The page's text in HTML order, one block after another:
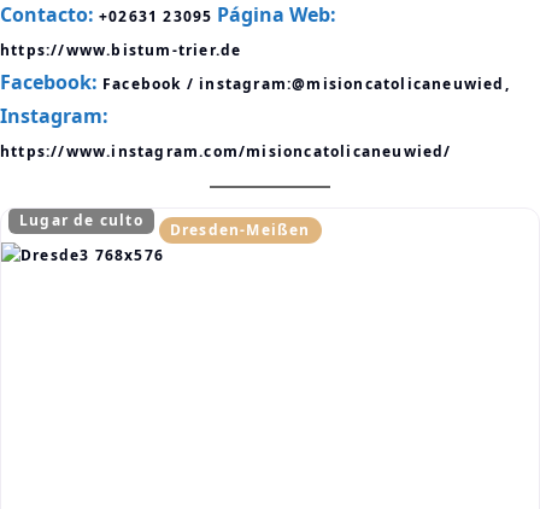
Contacto: +02631 23095 Página Web:
https://www.bistum-trier.de
Facebook: Facebook / instagram:@misioncatolicaneuwied,
Instagram:
https://www.instagram.com/misioncatolicaneuwied/
Lugar de culto Dresden-Meißen